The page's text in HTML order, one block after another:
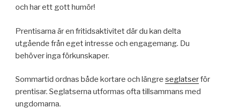
och har ett gott humör!
Prentisarna är en fritidsaktivitet där du kan delta
utgående från eget intresse och engagemang. Du
behöver inga förkunskaper.
Sommartid ordnas både kortare och längre seglatserför
prentisar. Seglatserna utformas ofta tillsammans med
ungdomarna.